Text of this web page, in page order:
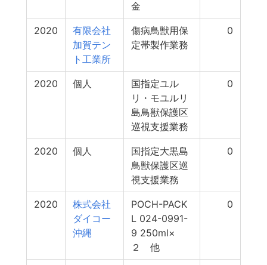
金
2020
有限会社
加賀テン
ト工業所
傷病鳥獣用保
定帯製作業務
0
2020 個人
国指定ユル
リ・モユルリ
島鳥獣保護区
巡視支援業務
0
2020 個人
国指定大黒島
鳥獣保護区巡
視支援業務
0
2020
株式会社
ダイコー
沖縄
POCH-PACK
L 024-0991-
9 250ml×
２ 他
0